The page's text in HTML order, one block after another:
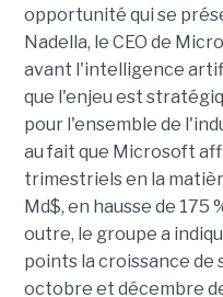
opportunité qui se
Nadella, le CEO de
avant l'intelligence
que l'enjeu est
pour l'ensemble de
au fait que Microsoft
trimestriels en la
Md$, en hausse de 175
outre, le groupe a
points la croissance
octobre et décembre